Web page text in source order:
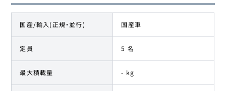
国産/輸入(正規・並行) 国産車
定員 5 名
最大積載量 - kg